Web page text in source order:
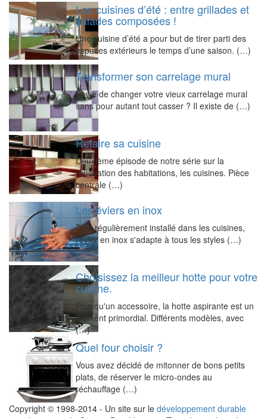
Les cuisines d’été : entre grillades et
salades composées !
Une cuisine d’été a pour but de tirer parti des
espaces extérieurs le temps d’une saison. (…)
Transformer son carrelage mural
Envie de changer votre vieux carrelage mural
sans pour autant tout casser ? Il existe de (…)
Refaire sa cuisine
Deuxième épisode de notre série sur la
rénovation des habitations, les cuisines. Pièce
centrale (…)
Les éviers en inox
Très régulièrement installé dans les cuisines,
l'évier en inox s'adapte à tous les styles (…)
Choisissez la meilleur hotte pour votre
cuisine.
Plus qu'un accessoire, la hotte aspirante est un
élément primordial. Différents modèles, avec
(…)
Quel four choisir ?
Vous avez décidé de mitonner de bons petits
plats, de réserver le micro-ondes au
réchauffage (…)
Copyright © 1998-2014 - Un site sur le développement durable